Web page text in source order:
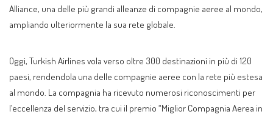
Alliance, una delle più grandi alleanze di compagnie aeree al mondo,
ampliando ulteriormente la sua rete globale.
Oggi, Turkish Airlines vola verso oltre 300 destinazioni in più di 120
paesi, rendendola una delle compagnie aeree con la rete più estesa
al mondo. La compagnia ha ricevuto numerosi riconoscimenti per
l’eccellenza del servizio, tra cui il premio “Miglior Compagnia Aerea in